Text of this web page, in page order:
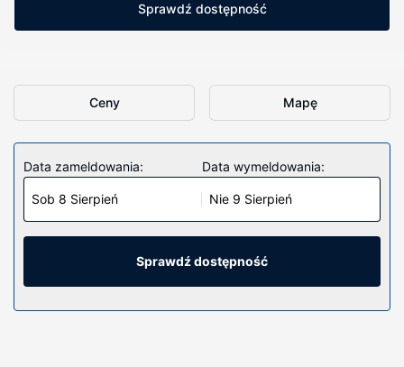
Sprawdź dostępność
Ceny Mapę
Data zameldowania:
Sob 8 Sierpień
Data wymeldowania:
Nie 9 Sierpień
Sprawdź dostępność